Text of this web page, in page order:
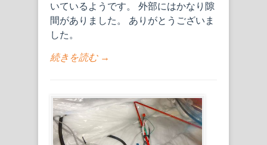
いているようです。 外部にはかなり隙
間がありました。 ありがとうございま
した。
続きを読む →